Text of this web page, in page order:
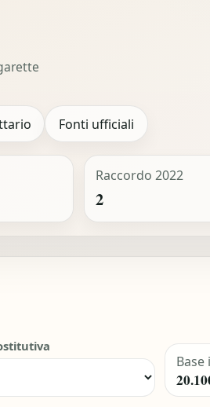
Fonti ufficiali
Raccordo 2022
2